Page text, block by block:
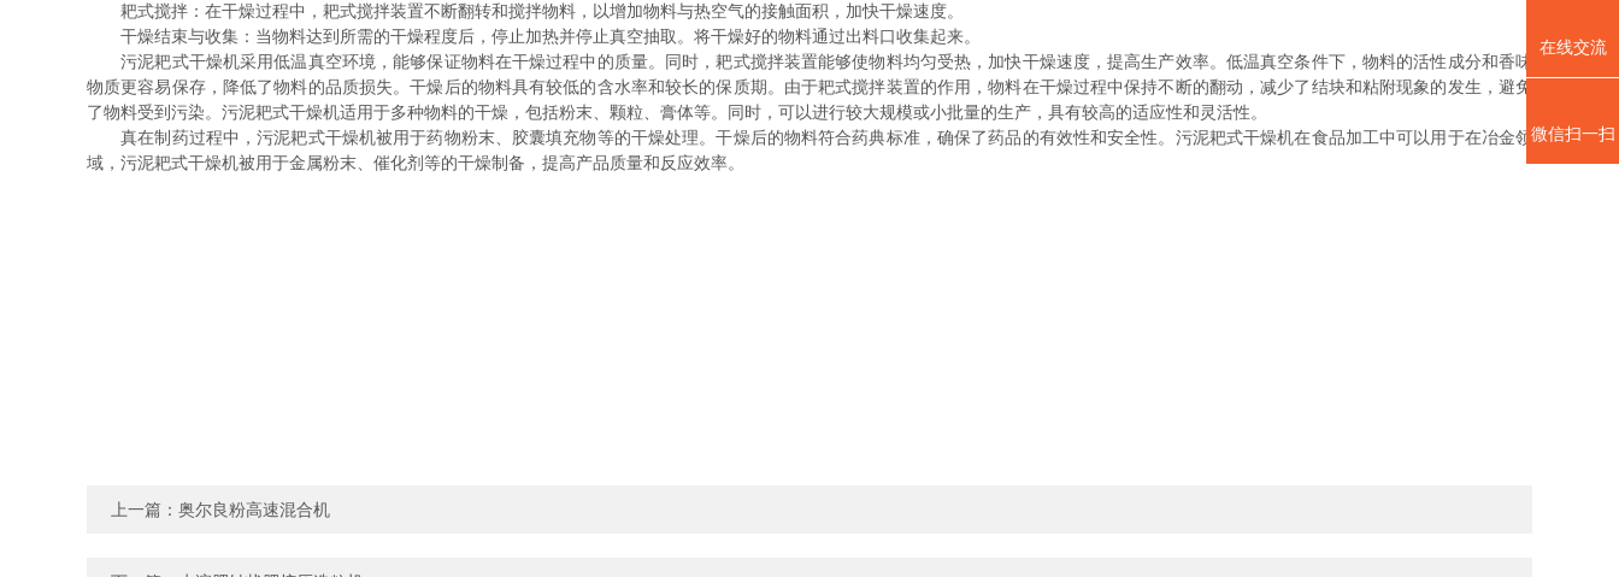
耙式搅拌：在干燥过程中，耙式搅拌装置不断翻转和搅拌物料，以增加物料与热空气的接触面积，加快干燥速度。
干燥结束与收集：当物料达到所需的干燥程度后，停止加热并停止真空抽取。将干燥好的物料通过出料口收集起来。
污泥耙式干燥机采用低温真空环境，能够保证物料在干燥过程中的质量。同时，耙式搅拌装置能够使物料均匀受热，加快干燥速度，提高生产效率。低温真空条件下，物料的活性成分和香味
物质更容易保存，降低了物料的品质损失。干燥后的物料具有较低的含水率和较长的保质期。由于耙式搅拌装置的作用，物料在干燥过程中保持不断的翻动，减少了结块和粘附现象的发生，避免
了物料受到污染。污泥耙式干燥机适用于多种物料的干燥，包括粉末、颗粒、膏体等。同时，可以进行较大规模或小批量的生产，具有较高的适应性和灵活性。
真在制药过程中，污泥耙式干燥机被用于药物粉末、胶囊填充物等的干燥处理。干燥后的物料符合药典标准，确保了药品的有效性和安全性。污泥耙式干燥机在食品加工中可以用于在冶金领
域，污泥耙式干燥机被用于金属粉末、催化剂等的干燥制备，提高产品质量和反应效率。
上一篇： 奥尔良粉高速混合机
在线交流
微信扫一扫